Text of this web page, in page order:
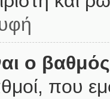
ο
που